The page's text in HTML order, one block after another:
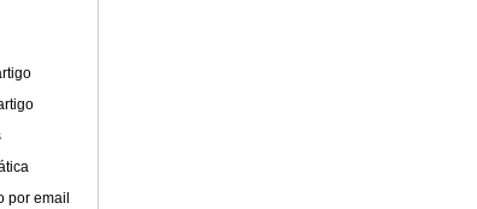
por email